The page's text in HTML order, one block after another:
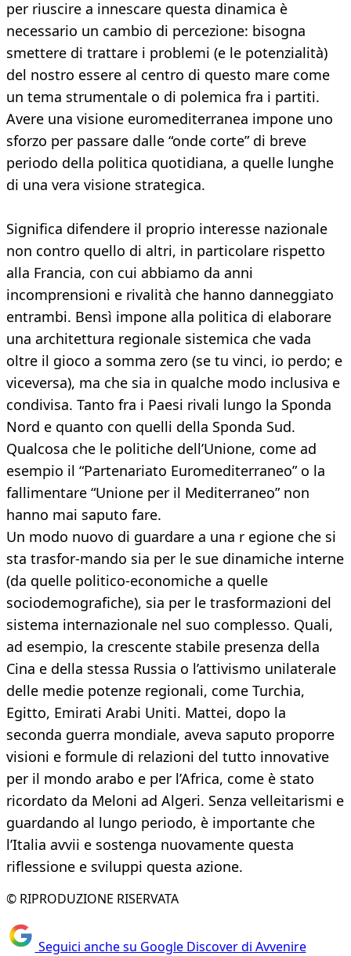
per riuscire a innescare questa dinamica è
necessario un cambio di percezione: bisogna
smettere di trattare i problemi (e le potenzialità)
del nostro essere al centro di questo mare come
un tema strumentale o di polemica fra i partiti.
Avere una visione euromediterranea impone uno
sforzo per passare dalle “onde corte” di breve
periodo della politica quotidiana, a quelle lunghe
di una vera visione strategica.
Significa difendere il proprio interesse nazionale
non contro quello di altri, in particolare rispetto
alla Francia, con cui abbiamo da anni
incomprensioni e rivalità che hanno danneggiato
entrambi. Bensì impone alla politica di elaborare
una architettura regionale sistemica che vada
oltre il gioco a somma zero (se tu vinci, io perdo; e
viceversa), ma che sia in qualche modo inclusiva e
condivisa. Tanto fra i Paesi rivali lungo la Sponda
Nord e quanto con quelli della Sponda Sud.
Qualcosa che le politiche dell’Unione, come ad
esempio il “Partenariato Euromediterraneo” o la
fallimentare “Unione per il Mediterraneo” non
hanno mai saputo fare.
Un modo nuovo di guardare a una r egione che si
sta trasfor-mando sia per le sue dinamiche interne
(da quelle politico-economiche a quelle
sociodemografiche), sia per le trasformazioni del
sistema internazionale nel suo complesso. Quali,
ad esempio, la crescente stabile presenza della
Cina e della stessa Russia o l’attivismo unilaterale
delle medie potenze regionali, come Turchia,
Egitto, Emirati Arabi Uniti. Mattei, dopo la
seconda guerra mondiale, aveva saputo proporre
visioni e formule di relazioni del tutto innovative
per il mondo arabo e per l’Africa, come è stato
ricordato da Meloni ad Algeri. Senza velleitarismi e
guardando al lungo periodo, è importante che
l’Italia avvii e sostenga nuovamente questa
riflessione e sviluppi questa azione.
© RIPRODUZIONE RISERVATA
Seguici anche su Google Discover di Avvenire